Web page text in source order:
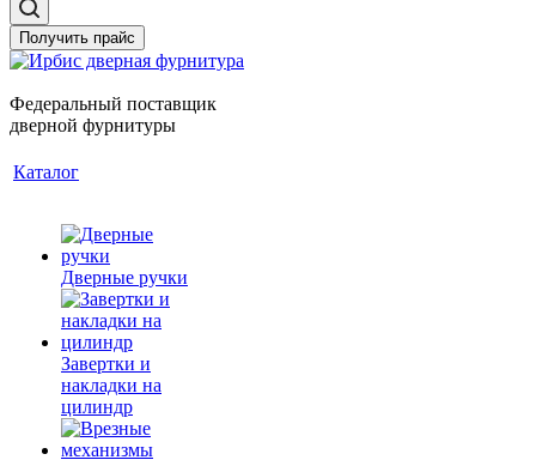
Получить прайс
Федеральный поставщик
дверной фурнитуры
Каталог
Дверные ручки
Завертки и
накладки на
цилиндр